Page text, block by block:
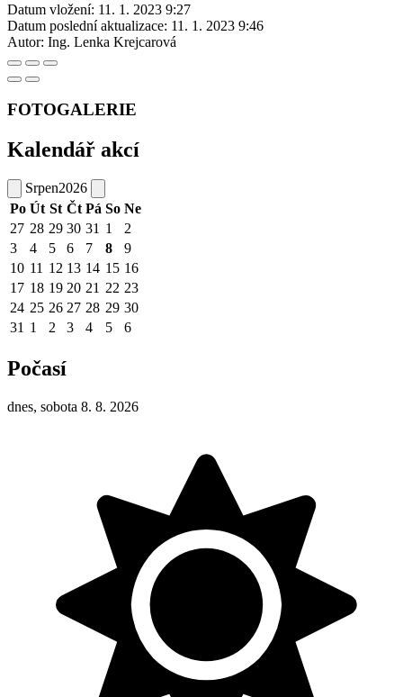
Datum vložení: 11. 1. 2023 9:27
Datum poslední aktualizace: 11. 1. 2023 9:46
Autor: Ing. Lenka Krejcarová
FOTOGALERIE
Kalendář akcí
Srpen2026
Po Út St Čt Pá So Ne
27 28 29 30 31 1
2
3
4 5 6 7 8
9
10 11 12 13 14 15 16
17 18 19 20 21 22 23
24 25 26 27 28 29 30
31 1 2 3 4 5 6
Počasí
dnes, sobota 8. 8. 2026